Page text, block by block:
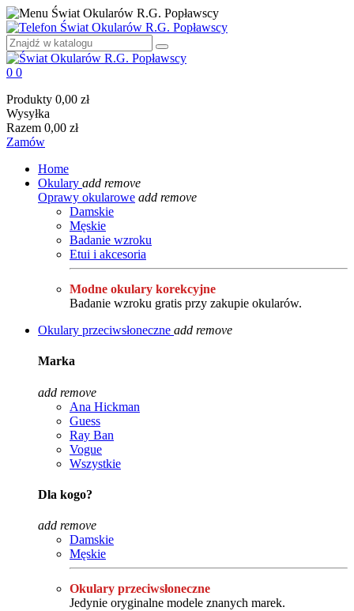
0 0
Produkty 0,00 zł
Wysyłka
Razem 0,00 zł
Zamów
Home
Okulary add remove
Oprawy okularowe add remove
Damskie
Męskie
Badanie wzroku
Etui i akcesoria
Modne okulary korekcyjne
Badanie wzroku gratis przy zakupie okularów.
Okulary przeciwsłoneczne add remove
Marka
add remove
Ana Hickman
Guess
Ray Ban
Vogue
Wszystkie
Dla kogo?
add remove
Damskie
Męskie
Okulary przeciwsłoneczne
Jedynie oryginalne modele znanych marek.